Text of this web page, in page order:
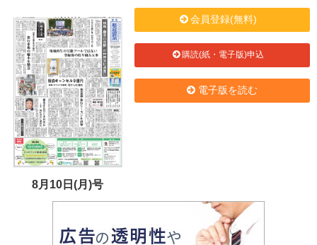
8月10日(月)号
会員登録(無料)
購読(紙・電子版)申込
電子版を読む